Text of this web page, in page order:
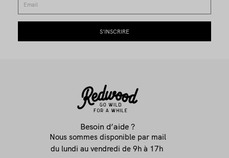
Besoin d’aide ?
Nous sommes disponible par mail
du lundi au vendredi de 9h à 17h